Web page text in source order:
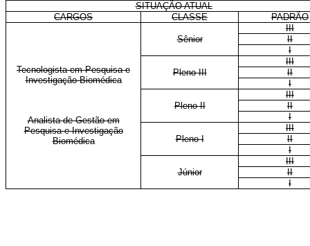
SITUAÇÃO ATUAL
CARGOS
CLASSE PADRÃO
Tecnologista em Pesquisa e
Investigação Biomédica
Analista de Gestão em
Pesquisa e Investigação
Biomédica
Sênior
III
II
I
Pleno III
III
II
I
Pleno II
III
II
I
Pleno I
III
II
I
Júnior
III
II
I